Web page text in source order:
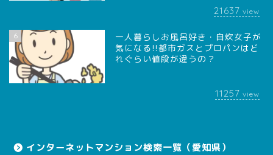
21637 view
6
一人暮らしお風呂好き・自炊女子が
気になる!!都市ガスとプロパンはど
れぐらい値段が違うの？
11257 view
インターネットマンション検索一覧（愛知県）